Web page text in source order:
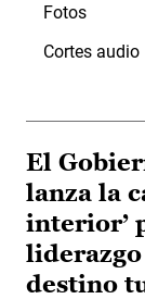
Fotos
Cortes audio
El
lanza la
interior’
destino